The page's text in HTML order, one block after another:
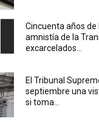
Cincuenta años
amnistía de la
excarcelados...
El Tribunal
septiembre una
si toma...